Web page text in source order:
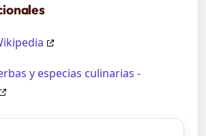
y especias culinarias -